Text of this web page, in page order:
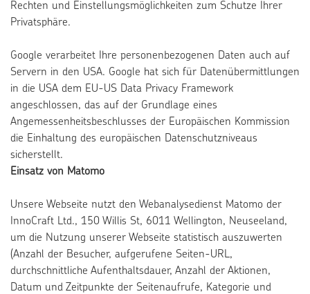
Rechten und Einstellungsmöglichkeiten zum Schutze Ihrer
Privatsphäre.
Google verarbeitet Ihre personenbezogenen Daten auch auf
Servern in den USA. Google hat sich für Datenübermittlungen
in die USA dem EU-US Data Privacy Framework
angeschlossen, das auf der Grundlage eines
Angemessenheitsbeschlusses der Europäischen Kommission
die Einhaltung des europäischen Datenschutzniveaus
sicherstellt.
Einsatz von Matomo
Unsere Webseite nutzt den Webanalysedienst Matomo der
InnoCraft Ltd., 150 Willis St, 6011 Wellington, Neuseeland,
um die Nutzung unserer Webseite statistisch auszuwerten
(Anzahl der Besucher, aufgerufene Seiten-URL,
durchschnittliche Aufenthaltsdauer, Anzahl der Aktionen,
Datum und Zeitpunkte der Seitenaufrufe, Kategorie und